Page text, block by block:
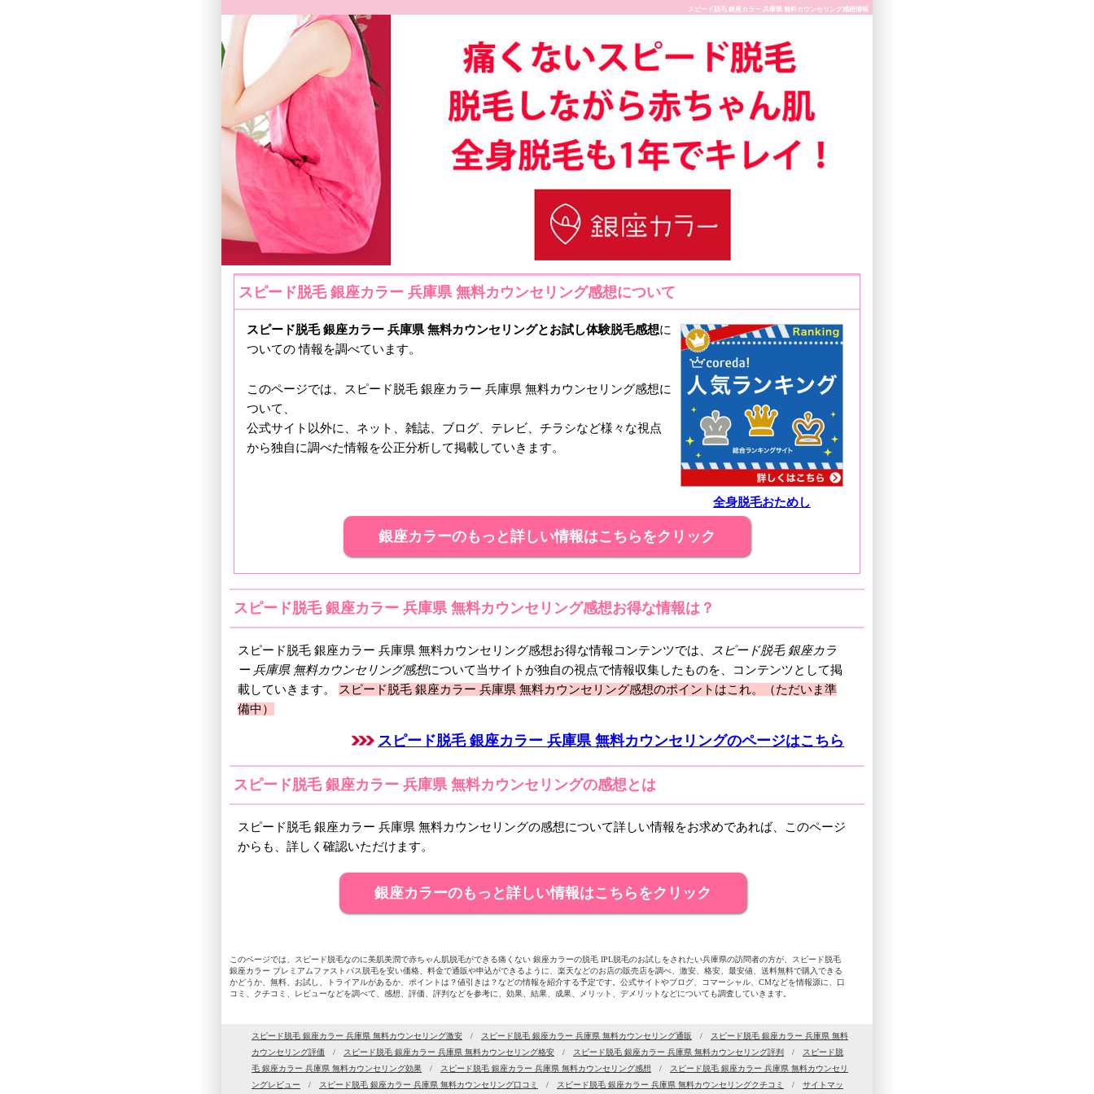
スピード脱毛 銀座カラー 兵庫県 無料カウンセリング感想情報
スピード脱毛 銀座カラー 兵庫県 無料カウンセリング感想について
全身脱毛おためし
スピード脱毛 銀座カラー 兵庫県 無料カウンセリングとお試し体験脱毛感想に
ついての 情報を調べています。
このページでは、スピード脱毛 銀座カラー 兵庫県 無料カウンセリング感想に
ついて、
公式サイト以外に、ネット、雑誌、ブログ、テレビ、チラシなど様々な視点
から独自に調べた情報を公正分析して掲載していきます。
銀座カラーのもっと詳しい情報はこちらをクリック
スピード脱毛 銀座カラー 兵庫県 無料カウンセリング感想お得な情報は？
スピード脱毛 銀座カラー 兵庫県 無料カウンセリング感想お得な情報コンテンツでは、
スピード脱毛 銀座カラ
ー 兵庫県 無料カウンセリング感想について当サイトが独自の視点で情報収集したものを、コンテンツとして掲
載していきます。
スピード脱毛 銀座カラー 兵庫県 無料カウンセリング感想のポイントはこれ。（ただいま準
備中）
スピード脱毛 銀座カラー 兵庫県 無料カウンセリングのページはこちら
スピード脱毛 銀座カラー 兵庫県 無料カウンセリングの感想とは
スピード脱毛 銀座カラー 兵庫県 無料カウンセリングの感想について詳しい情報をお求めであれば、このページ
からも、詳しく確認いただけます。
銀座カラーのもっと詳しい情報はこちらをクリック
このページでは、スピード脱毛なのに美肌美潤で赤ちゃん肌脱毛ができる痛くない 銀座カラーの脱毛 IPL脱毛のお試しをされたい兵庫県の訪問者の方が、スピード脱毛
銀座カラー プレミアムファストパス脱毛を安い価格、料金で通販や申込ができるように、楽天などのお店の販売店を調べ、激安、格安、最安値、送料無料で購入できる
かどうか、無料、お試し、トライアルがあるか、ポイントは？値引きは？などの情報を紹介する予定です。公式サイトやブログ、コマーシャル、CMなどを情報源に、口
コミ、クチコミ、レビューなどを調べて、感想、評価、評判などを参考に、効果、結果、成果、メリット、デメリットなどについても調査していきます。
スピード脱毛 銀座カラー 兵庫県 無料カウンセリング激安 / スピード脱毛 銀座カラー 兵庫県 無料カウンセリング通販 / スピード脱毛 銀座カラー 兵庫県 無料
カウンセリング評価 / スピード脱毛 銀座カラー 兵庫県 無料カウンセリング格安 / スピード脱毛 銀座カラー 兵庫県 無料カウンセリング評判 / スピード脱
毛 銀座カラー 兵庫県 無料カウンセリング効果 / スピード脱毛 銀座カラー 兵庫県 無料カウンセリング感想 / スピード脱毛 銀座カラー 兵庫県 無料カウンセリ
ングレビュー / スピード脱毛 銀座カラー 兵庫県 無料カウンセリング口コミ / スピード脱毛 銀座カラー 兵庫県 無料カウンセリングクチコミ / サイトマッ